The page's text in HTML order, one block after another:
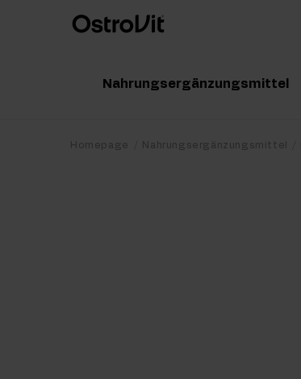
Nahrungsergänzungsmittel
Homepage Nahrungsergänzungsmittel